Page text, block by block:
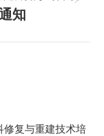
知
修复与重建技术培